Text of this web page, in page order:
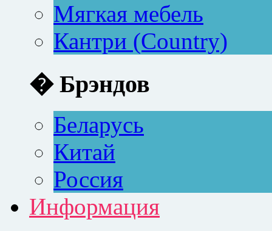
Мягкая мебель
Кантри (Country)
� Брэндов
Беларусь
Китай
Россия
Информация